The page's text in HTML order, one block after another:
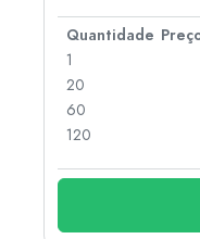
Quantidade
1
20
60
120